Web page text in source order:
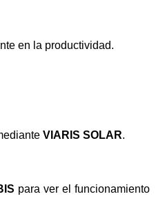
en la productividad.
VIARIS SOLAR.
para ver el funcionamiento